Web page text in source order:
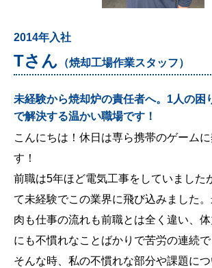
2014年入社
Tさん （焼却工場作業スタッフ）
未経験から焼却炉の責任者へ。1人の困
で解決する温かい職場です！
こんにちは！休日は専ら携帯のゲーム
す！
前職は5年ほど電気工事をしていました
て未経験でこの業界に飛び込みました
肉も仕事の流れも前職とは全く違い、
にも不慣れなことばかりで苦労の連続で
そんな時、私の不慣れな部分や課題に